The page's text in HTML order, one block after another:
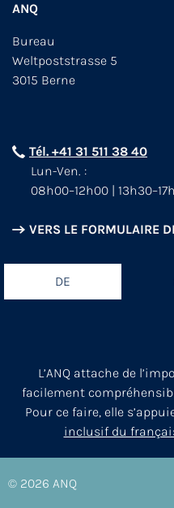
ANQ
Bureau
Weltpoststrasse 5
3015 Berne
Tél. +41 31 511 38 40
Lun-Ven. :
08h00–12h00 |
VERS LE FORMULAIRE
DE
L’ANQ attache de
facilement
Pour ce faire, elle
inclusif du
© 2026 ANQ